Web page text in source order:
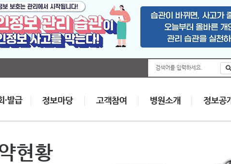
검색어를 입력하세요.
현황